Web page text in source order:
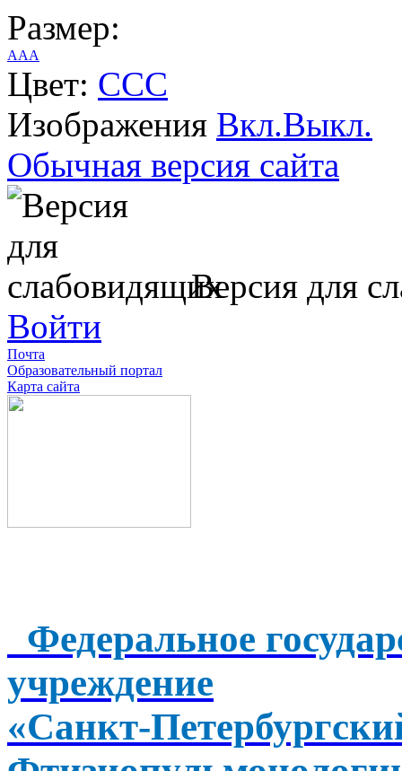
Размер:
AAA
Цвет: CCC
Изображения Вкл.Выкл.
Обычная версия сайта
Версия для
Войти
Почта
Образовательный портал
Карта сайта
Федеральное
учреждение
«Санкт-